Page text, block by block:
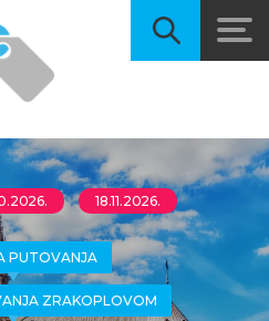
18.11.2026.
PUTOVANJA
ZRAKOPLOVOM